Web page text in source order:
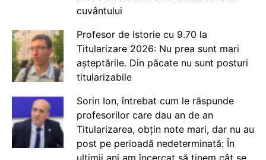
cuvântului
Profesor de Istorie cu 9.70 la
Titularizare 2026: Nu prea sunt mari
așteptările. Din păcate nu sunt posturi
titularizabile
Sorin Ion, întrebat cum le răspunde
profesorilor care dau an de an
Titularizarea, obțin note mari, dar nu au
post pe perioadă nedeterminată: În
ultimii ani am încercat să ținem cât se